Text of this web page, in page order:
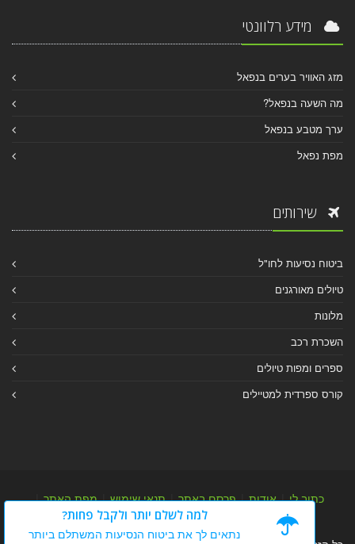
מידע רלוונטי
מזג האוויר בערים בנפאל
מה השעה בנפאל?
ערך מטבע בנפאל
מפת נפאל
שירותים
ביטוח נסיעות לחו"ל
טיולים מאורגנים
מלונות
השכרת רכב
ספרים ומפות טיולים
קורס ספרדית למטיילים
כתוב לי|אודות|פרסם באתר|תנאי שימוש|מפת האתר|
מפת אלבום|מפת מאמרי מידע
למה לשלם יותר ולקבל פחות?
נתאים לך את ביטוח הנסיעות המשתלם ביותר